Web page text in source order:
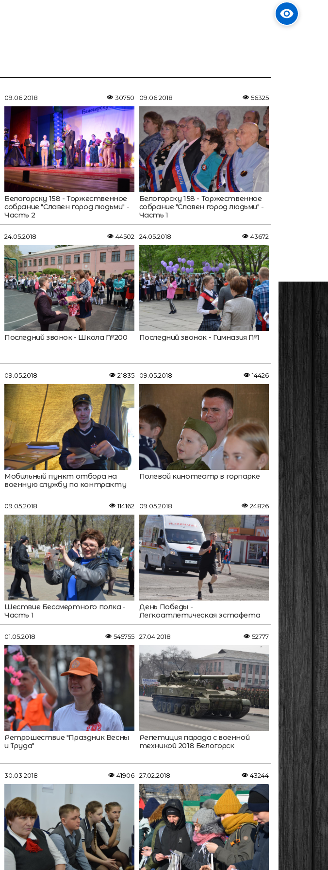
09.06.2018 30750
Белогорску 158 - Торжественное
собрание "Славен город людьми" -
Часть 2
09.06.2018 56325
Белогорску 158 - Торжественное
собрание "Славен город людьми" -
Часть 1
24.05.2018 44502
Последний звонок - Школа №200
24.05.2018 43672
Последний звонок - Гимназия №1
09.05.2018 21835
Мобильный пункт отбора на
военную службу по контракту
09.05.2018 14426
Полевой кинотеатр в горпарке
09.05.2018 114162
Шествие Бессмертного полка -
Часть 1
09.05.2018 24826
День Победы -
Легкоатлетическая эстафета
01.05.2018 545755
Ретрошествие "Праздник Весны
и Труда"
27.04.2018 52777
Репетиция парада с военной
техникой 2018 Белогорск
30.03.2018 41906 27.02.2018 43244